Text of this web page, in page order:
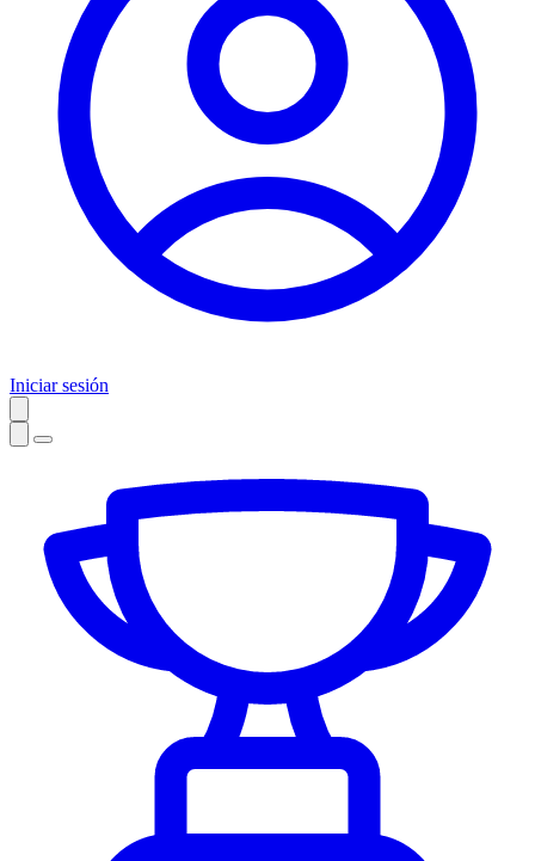
Iniciar sesión